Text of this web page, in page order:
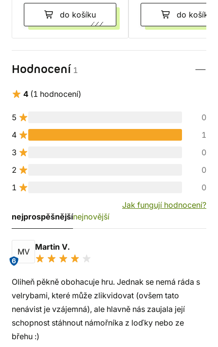
do košíku do košíku
Hodnocení 1
4 (1 hodnocení)
5
0
4
1
3
0
2
0
1
0
Jak fungují hodnocení?
nejprospěšnějšínejnovější
MV
6
Martin V.
Oliheň pěkně obohacuje hru. Jednak se nemá ráda s
velrybami, které může zlikvidovat (ovšem tato
nenávist je vzájemná), ale hlavně nás zaujala její
schopnost stáhnout námořníka z loďky nebo ze
břehu :)